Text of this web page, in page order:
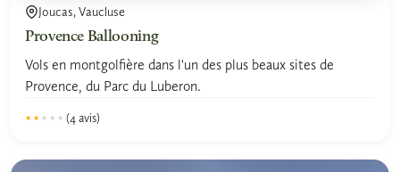
Joucas, Vaucluse
Provence Ballooning
Vols en montgolfière dans l'un des plus beaux sites de
Provence, du Parc du Luberon.
★★★★★
★★★★★ (4 avis)